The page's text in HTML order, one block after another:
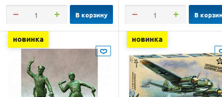
В корзину В
новинка новинка